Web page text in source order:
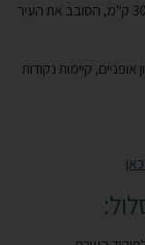
"דרך נוף נס ציונה" היא מסלול מעגלי שאורכו כ-30 ק"מ, הסובב את העיר
קיימות נקודות